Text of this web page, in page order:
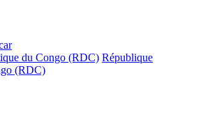
du Congo (RDC) République
(RDC)